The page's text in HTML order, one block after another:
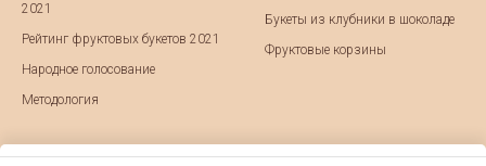
2021
Рейтинг фруктовых букетов 2021
Народное голосование
Методология
Букеты из клубники в шоколаде
Фруктовые корзины